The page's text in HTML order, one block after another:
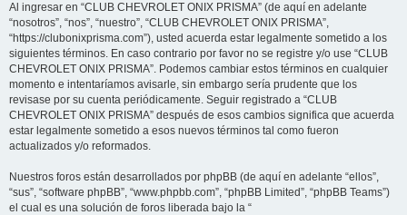
Al ingresar en “CLUB CHEVROLET ONIX PRISMA” (de aquí en adelante
“nosotros”, “nos”, “nuestro”, “CLUB CHEVROLET ONIX PRISMA”,
“https://clubonixprisma.com”), usted acuerda estar legalmente sometido a los
siguientes términos. En caso contrario por favor no se registre y/o use “CLUB
CHEVROLET ONIX PRISMA”. Podemos cambiar estos términos en cualquier
momento e intentaríamos avisarle, sin embargo sería prudente que los
revisase por su cuenta periódicamente. Seguir registrado a “CLUB
CHEVROLET ONIX PRISMA” después de esos cambios significa que acuerda
estar legalmente sometido a esos nuevos términos tal como fueron
actualizados y/o reformados.
Nuestros foros están desarrollados por phpBB (de aquí en adelante “ellos”,
“sus”, “software phpBB”, “www.phpbb.com”, “phpBB Limited”, “phpBB Teams”)
el cual es una solución de foros liberada bajo la “